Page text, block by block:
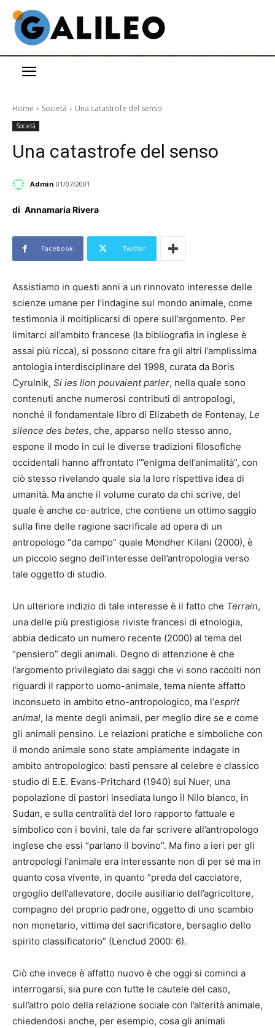
Home Società Una catastrofe del senso
Società
Una catastrofe del senso
Admin 01/07/2001
di Annamaria Rivera
Facebook Twitter
Assistiamo in questi anni a un rinnovato interesse delle
scienze umane per l’indagine sul mondo animale, come
testimonia il moltiplicarsi di opere sull’argomento. Per
limitarci all’ambito francese (la bibliografia in inglese è
assai più ricca), si possono citare fra gli altri l’amplissima
antologia interdisciplinare del 1998, curata da Boris
Cyrulnik, Si les lion pouvaient parler, nella quale sono
contenuti anche numerosi contributi di antropologi,
nonché il fondamentale libro di Elizabeth de Fontenay, Le
silence des betes, che, apparso nello stesso anno,
espone il modo in cui le diverse tradizioni filosofiche
occidentali hanno affrontato l’”enigma dell’animalità”, con
ciò stesso rivelando quale sia la loro rispettiva idea di
umanità. Ma anche il volume curato da chi scrive, del
quale è anche co-autrice, che contiene un ottimo saggio
sulla fine delle ragione sacrificale ad opera di un
antropologo “da campo” quale Mondher Kilani (2000), è
un piccolo segno dell’interesse dell’antropologia verso
tale oggetto di studio.
Un ulteriore indizio di tale interesse è il fatto che Terrain,
una delle più prestigiose riviste francesi di etnologia,
abbia dedicato un numero recente (2000) al tema del
“pensiero” degli animali. Degno di attenzione è che
l’argomento privilegiato dai saggi che vi sono raccolti non
riguardi il rapporto uomo-animale, tema niente affatto
inconsueto in ambito etno-antropologico, ma l’esprit
animal, la mente degli animali, per meglio dire se e come
gli animali pensino. Le relazioni pratiche e simboliche con
il mondo animale sono state ampiamente indagate in
ambito antropologico: basti pensare al celebre e classico
studio di E.E. Evans-Pritchard (1940) sui Nuer, una
popolazione di pastori insediata lungo il Nilo bianco, in
Sudan, e sulla centralità del loro rapporto fattuale e
simbolico con i bovini, tale da far scrivere all’antropologo
inglese che essi “parlano il bovino”. Ma fino a ieri per gli
antropologi l’animale era interessante non di per sé ma in
quanto cosa vivente, in quanto “preda del cacciatore,
orgoglio dell’allevatore, docile ausiliario dell’agricoltore,
compagno del proprio padrone, oggetto di uno scambio
non monetario, vittima del sacrificatore, bersaglio dello
spirito classificatorio” (Lenclud 2000: 6).
Ciò che invece è affatto nuovo è che oggi si cominci a
interrogarsi, sia pure con tutte le cautele del caso,
sull’altro polo della relazione sociale con l’alterità animale,
chiedendosi anche, per esempio, cosa gli animali